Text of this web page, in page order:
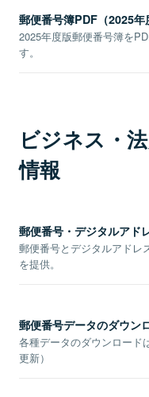
郵便番号簿PDF（2025年
2025年度版郵便番号簿を
す。
ビジネス・
情報
郵便番号・デジタルアド
郵便番号とデジタルアドレ
を提供。
郵便番号データのダウン
各種データのダウンロード
更新）